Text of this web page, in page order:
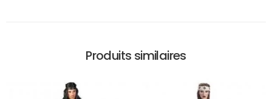
Produits similaires